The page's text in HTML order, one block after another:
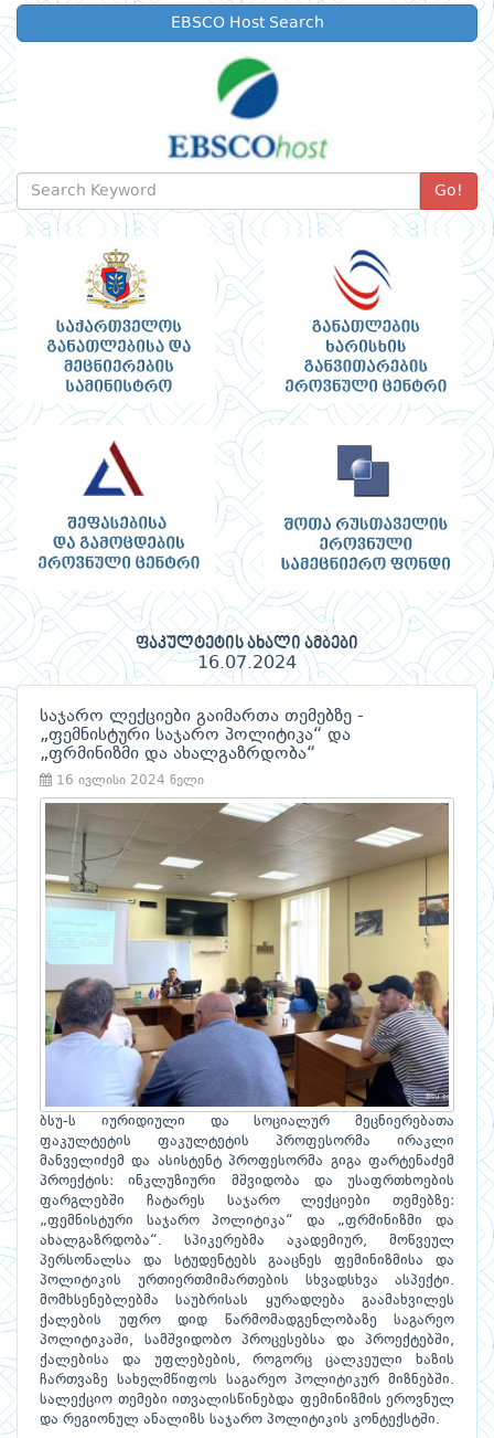
EBSCO Host Search
Go!
ფაკულტეტის ახალი ამბები
16.07.2024
საჯარო ლექციები გაიმართა თემებზე -
„ფემნისტური საჯარო პოლიტიკა“ და
„ფრმინიზმი და ახალგაზრდობა“
16 ივლისი 2024 წელი
ბსუ-ს იურიდიული და სოციალურ მეცნიერებათა
ფაკულტეტის ფაკულტეტის პროფესორმა ირაკლი
მანველიძემ და ასისტენტ პროფესორმა გიგა ფარტენაძემ
პროექტის: ინკლუზიური მშვიდობა და უსაფრთხოების
ფარგლებში ჩატარეს საჯარო ლექციები თემებზე:
„ფემნისტური საჯარო პოლიტიკა“ და „ფრმინიზმი და
ახალგაზრდობა“. სპიკერებმა აკადემიურ, მოწვეულ
პერსონალსა და სტუდენტებს გააცნეს ფემინიზმისა და
პოლიტიკის ურთიერთმიმართების სხვადსხვა ასპექტი.
მომხსენებლებმა საუბრისას ყურადღება გაამახვილეს
ქალების უფრო დიდ წარმომადგენლობაზე საგარეო
პოლიტიკაში, სამშვიდობო პროცესებსა და პროექტებში,
ქალებისა და უფლებების, როგორც ცალკეული ხაზის
ჩართვაზე სახელმწიფოს საგარეო პოლიტიკურ მიზნებში.
სალექციო თემები ითვალისწინებდა ფემინიზმის ეროვნულ
და რეგიონულ ანალიზს საჯარო პოლიტიკის კონტექსტში.